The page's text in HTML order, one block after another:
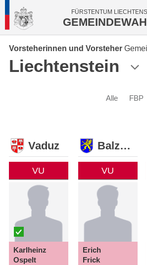
FÜRSTENTUM
Vorsteherinnen und Vorsteher
Liechtenstein
Alle FBP
Vaduz
VU
Karlheinz
Ospelt
Balzers
VU
Erich
Frick